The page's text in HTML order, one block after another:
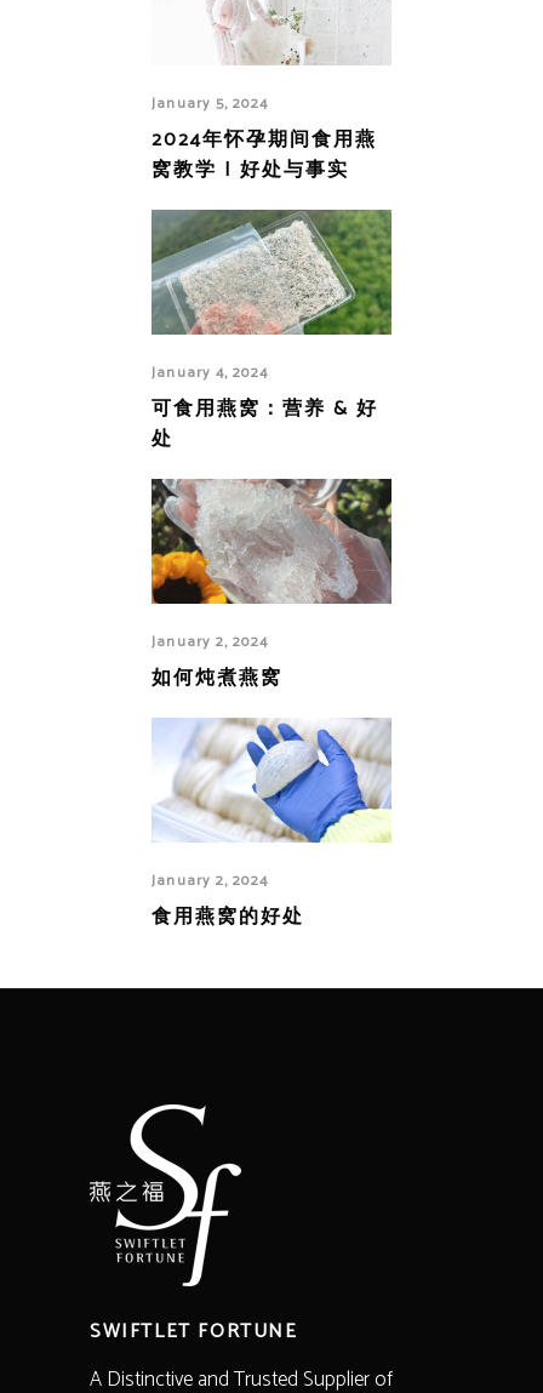
January 5, 2024
2024年怀孕期间食用燕
窝教学 | 好处与事实
January 4, 2024
可食用燕窝：营养 & 好
处
January 2, 2024
如何炖煮燕窝
January 2, 2024
食用燕窝的好处
SWIFTLET FORTUNE
A Distinctive and Trusted Supplier of